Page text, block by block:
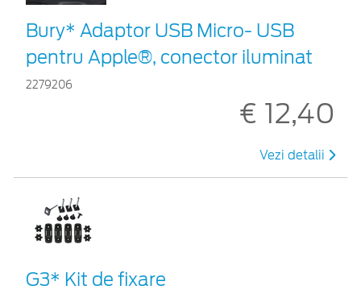
Bury* Adaptor USB Micro- USB
pentru Apple®, conector iluminat
2279206
€ 12,40
Vezi detalii
G3* Kit de fixare